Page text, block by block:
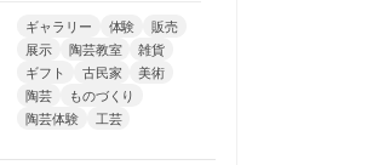
ギャラリー 体験
販売
展示
陶芸教室
雑貨
ギフト
古民家
美術
陶芸
ものづくり
陶芸体験
工芸